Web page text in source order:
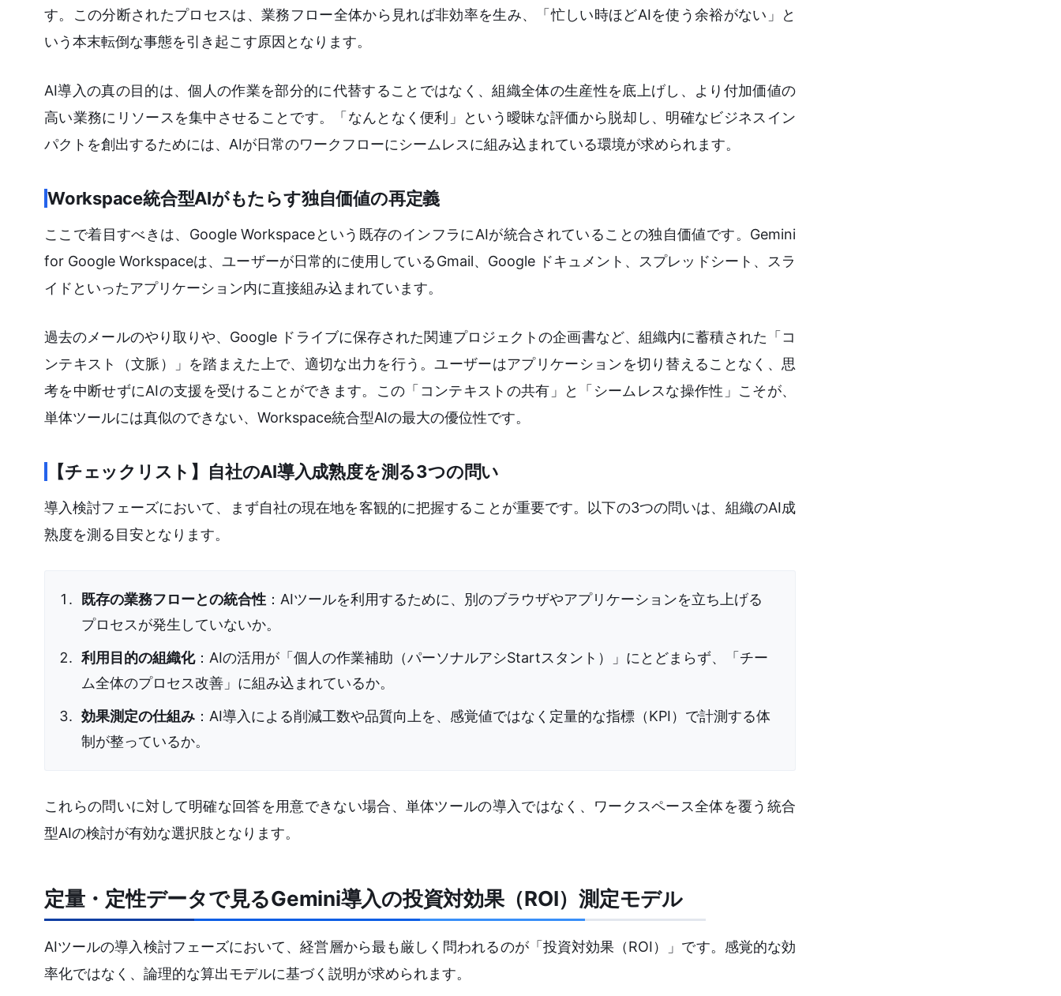
す。この分断されたプロセスは、業務フロー全体から見れば非効率を生み、「忙しい時ほどAIを使う余裕がない」と
いう本末転倒な事態を引き起こす原因となります。
AI導入の真の目的は、個人の作業を部分的に代替することではなく、組織全体の生産性を底上げし、より付加価値の
高い業務にリソースを集中させることです。「なんとなく便利」という曖昧な評価から脱却し、明確なビジネスイン
パクトを創出するためには、AIが日常のワークフローにシームレスに組み込まれている環境が求められます。
Workspace統合型AIがもたらす独自価値の再定義
ここで着目すべきは、Google Workspaceという既存のインフラにAIが統合されていることの独自価値です。Gemini
for Google Workspaceは、ユーザーが日常的に使用しているGmail、Google ドキュメント、スプレッドシート、スラ
イドといったアプリケーション内に直接組み込まれています。
過去のメールのやり取りや、Google ドライブに保存された関連プロジェクトの企画書など、組織内に蓄積された「コ
ンテキスト（文脈）」を踏まえた上で、適切な出力を行う。ユーザーはアプリケーションを切り替えることなく、思
考を中断せずにAIの支援を受けることができます。この「コンテキストの共有」と「シームレスな操作性」こそが、
単体ツールには真似のできない、Workspace統合型AIの最大の優位性です。
【チェックリスト】自社のAI導入成熟度を測る3つの問い
導入検討フェーズにおいて、まず自社の現在地を客観的に把握することが重要です。以下の3つの問いは、組織のAI成
熟度を測る目安となります。
既存の業務フローとの統合性 ：AIツールを利用するために、別のブラウザやアプリケーションを立ち上げる
プロセスが発生していないか。
利用目的の組織化：AIの活用が「個人の作業補助（パーソナルアシStartスタント）」にとどまらず、「チー
ム全体のプロセス改善」に組み込まれているか。
効果測定の仕組み ：AI導入による削減工数や品質向上を、感覚値ではなく定量的な指標（KPI）で計測する体
制が整っているか。
これらの問いに対して明確な回答を用意できない場合、単体ツールの導入ではなく、ワークスペース全体を覆う統合
型AIの検討が有効な選択肢となります。
定量・定性データで見るGemini導入の投資対効果（ROI）測定モデル
AIツールの導入検討フェーズにおいて、経営層から最も厳しく問われるのが「投資対効果（ROI）」です。感覚的な効
率化ではなく、論理的な算出モデルに基づく説明が求められます。